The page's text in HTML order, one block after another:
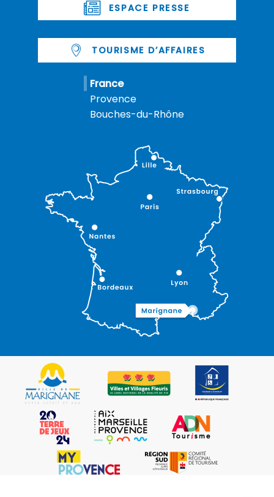
ESPACE PRESSE
TOURISME D’AFFAIRES
France
Provence
Bouches-du-Rhône